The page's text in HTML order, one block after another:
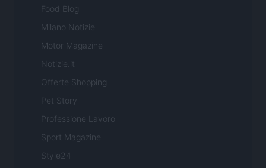
Food Blog
Milano Notizie
Motor Magazine
Notizie.it
Offerte Shopping
Pet Story
Professione Lavoro
Sport Magazine
Style24